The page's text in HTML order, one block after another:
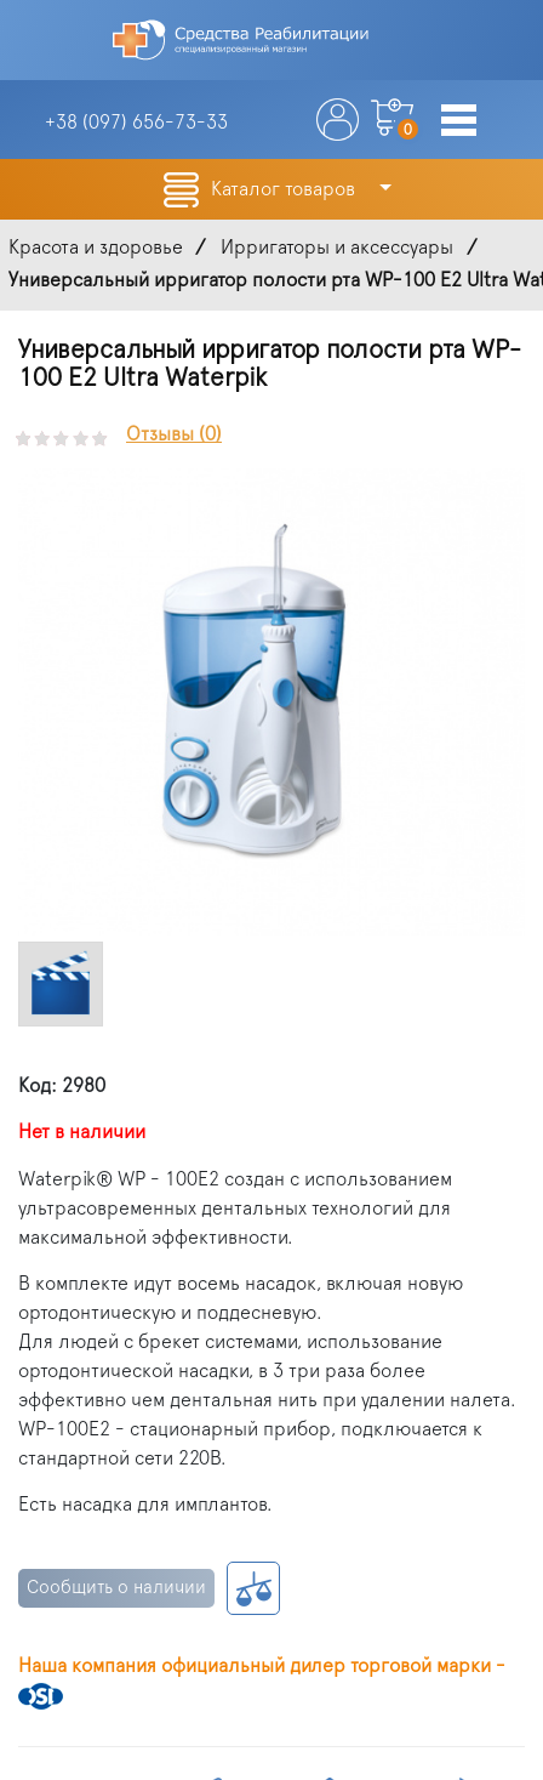
+38 (097) 656-73-33 0
Каталог товаров
Красота и здоровье
Ирригаторы и аксессуары
Универсальный ирригатор полости рта WP-100 E2 Ultra
Универсальный ирригатор полости рта WP-
100 E2 Ultra Waterpik
Отзывы (0)
Код: 2980
Нет в наличии
Waterpik® WP - 100E2 создан с использованием
ультрасовременных дентальных технологий для
максимальной эффективности.
В комплекте идут восемь насадок, включая новую
ортодонтическую и поддесневую.
Для людей с брекет системами, использование
ортодонтической насадки, в 3 три раза более
эффективно чем дентальная нить при удалении налета.
WP-100E2 - стационарный прибор, подключается к
стандартной сети 220В.
Есть насадка для имплантов.
Сообщить о наличии
Наша компания официальный дилер торговой марки -